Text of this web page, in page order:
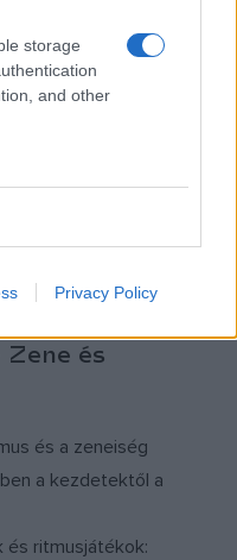
storage
and other
Privacy Policy
– papírszínház
Digitális
nemzedékek, sokrétű
komplex művészeti
a digitális korban
és
és a zeneiség
a kezdetektől a
és ritmusjátékok: